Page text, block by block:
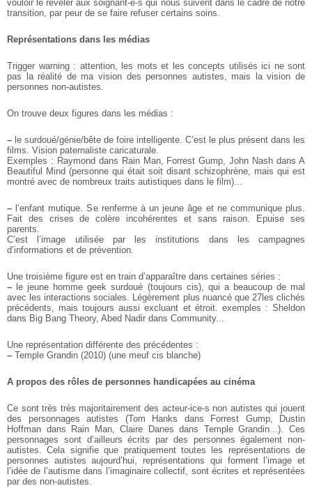
vouloir le révéler aux soignant-e-s qui nous suivent dans le cadre de notre
transition, par peur de se faire refuser certains soins.
Représentations dans les médias
Trigger warning : attention, les mots et les concepts utilisés ici ne sont
pas la réalité de ma vision des personnes autistes, mais la vision de
personnes non-autistes.
On trouve deux figures dans les médias :
– le surdoué/génie/bête de foire intelligente. C’est le plus présent dans les
films. Vision paternaliste caricaturale.
Exemples : Raymond dans Rain Man, Forrest Gump, John Nash dans A
Beautiful Mind (personne qui était soit disant schizophrène, mais qui est
montré avec de nombreux traits autistiques dans le film)...
– l’enfant mutique. Se renferme à un jeune âge et ne communique plus.
Fait des crises de colère incohérentes et sans raison. Epuise ses
parents.
C’est l’image utilisée par les institutions dans les campagnes
d’informations et de prévention.
Une troisième figure est en train d’apparaître dans certaines séries :
– le jeune homme geek surdoué (toujours cis), qui a beaucoup de mal
avec les interactions sociales. Légèrement plus nuancé que 27les clichés
précédents, mais toujours aussi excluant et étroit. exemples : Sheldon
dans Big Bang Theory, Abed Nadir dans Community...
Une représentation différente des précédentes :
– Temple Grandin (2010) (une meuf cis blanche)
A propos des rôles de personnes handicapées au cinéma
Ce sont très très majoritairement des acteur-ice-s non autistes qui jouent
des personnages autistes (Tom Hanks dans Forrest Gump, Dustin
Hoffman dans Rain Man, Claire Danes dans Temple Grandin...). Ces
personnages sont d’ailleurs écrits par des personnes également non-
autistes. Cela signifie que pratiquement toutes les représentations de
personnes autistes aujourd’hui, représentations qui forment l’image et
l’idée de l’autisme dans l’imaginaire collectif, sont écrites et représentées
par des non-autistes.